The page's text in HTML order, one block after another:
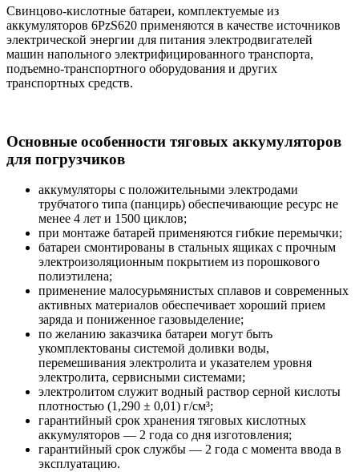
Свинцово-кислотные батареи, комплектуемые из
аккумуляторов 6PzS620 применяются в качестве источников
электрической энергии для питания электродвигателей
машин напольного электрифицированного транспорта,
подъемно-транспортного оборудования и других
транспортных средств.
Основные особенности тяговых аккумуляторов
для погрузчиков
аккумуляторы с положительными электродами
трубчатого типа (панцирь) обеспечивающие ресурс не
менее 4 лет и 1500 циклов;
при монтаже батарей применяются гибкие перемычки;
батареи смонтированы в стальных ящиках с прочным
электроизоляционным покрытием из порошкового
полиэтилена;
применение малосурьмянистых сплавов и современных
активных материалов обеспечивает хороший прием
заряда и пониженное газовыделение;
по желанию заказчика батареи могут быть
укомплектованы системой доливки воды,
перемешивания электролита и указателем уровня
электролита, сервисными системами;
электролитом служит водный раствор серной кислоты
плотностью (1,290 ± 0,01) г/см³;
гарантийный срок хранения тяговых кислотных
аккумуляторов — 2 года со дня изготовления;
гарантийный срок службы — 2 года с момента ввода в
эксплуатацию.